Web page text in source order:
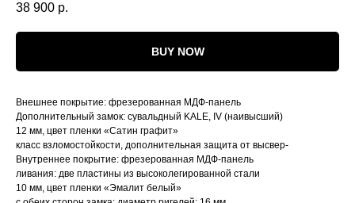
38 900 р.
BUY NOW
Внешнее покрытие: фрезерованная МДФ-панель
Дополнительный замок: сувальдный KALE, IV (наивысший)
12 мм, цвет пленки «Сатин графит»
класс взломостойкости, дополнительная защита от высвер-
Внутреннее покрытие: фрезерованная МДФ-панель
ливания: две пластины из высоколегированной стали
10 мм, цвет пленки «Эмалит белый»